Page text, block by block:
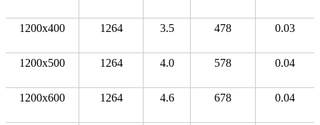
1200x400 1264 3.5 478 0.03
1200x500 1264 4.0 578 0.04
1200x600 1264 4.6 678 0.04